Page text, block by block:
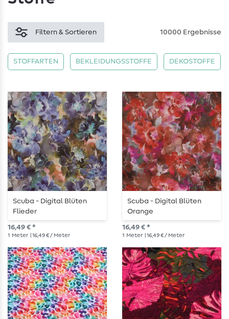
Filtern & Sortieren 10000 Ergebnisse
STOFFARTEN BEKLEIDUNGSSTOFFE DEKOSTOFFE
Scuba - Digital Blüten
Flieder
16,49 € *
1 Meter | 16,49 € / Meter
Scuba - Digital Blüten
Orange
16,49 € *
1 Meter | 16,49 € / Meter